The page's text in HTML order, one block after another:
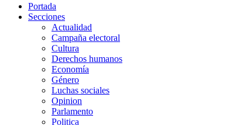
Portada
Secciones
Actualidad
Campaña electoral
Cultura
Derechos humanos
Economía
Género
Luchas sociales
Opinion
Parlamento
Politica